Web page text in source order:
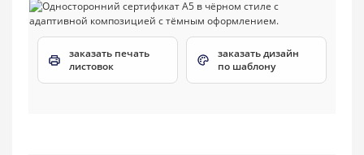
заказать печать
листовок
заказать дизайн
по шаблону